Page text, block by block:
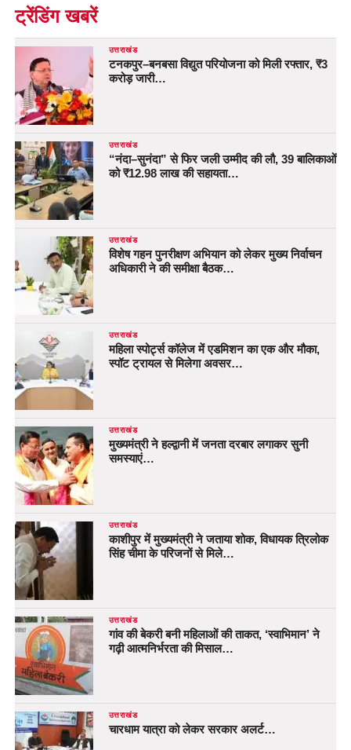
ट्रेंडिंग खबरें
उत्तराखंड
टनकपुर–बनबसा विद्युत परियोजना को मिली रफ्तार, ₹3
करोड़ जारी…
उत्तराखंड
“नंदा–सुनंदा” से फिर जली उम्मीद की लौ, 39 बालिकाओं
को ₹12.98 लाख की सहायता…
उत्तराखंड
विशेष गहन पुनरीक्षण अभियान को लेकर मुख्य निर्वाचन
अधिकारी ने की समीक्षा बैठक…
उत्तराखंड
महिला स्पोर्ट्स कॉलेज में एडमिशन का एक और मौका,
स्पॉट ट्रायल से मिलेगा अवसर…
उत्तराखंड
मुख्यमंत्री ने हल्द्वानी में जनता दरबार लगाकर सुनी
समस्याएं…
उत्तराखंड
काशीपुर में मुख्यमंत्री ने जताया शोक, विधायक त्रिलोक
सिंह चीमा के परिजनों से मिले…
उत्तराखंड
गांव की बेकरी बनी महिलाओं की ताकत, ‘स्वाभिमान’ ने
गढ़ी आत्मनिर्भरता की मिसाल…
उत्तराखंड
चारधाम यात्रा को लेकर सरकार अलर्ट…